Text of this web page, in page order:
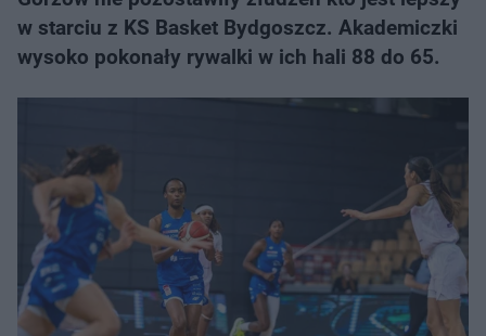
w starciu z KS Basket Bydgoszcz. Akademiczki
wysoko pokonały rywalki w ich hali 88 do 65.